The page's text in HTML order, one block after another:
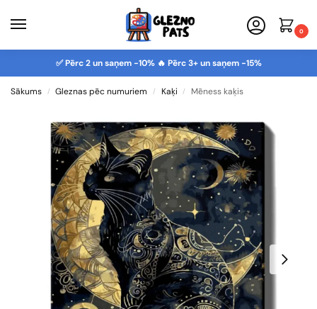
0
✅ Pērc 2 un saņem -10% 🔥 Pērc 3+ un saņem -15%
Sākums / Gleznas pēc numuriem / Kaķi / Mēness kaķis